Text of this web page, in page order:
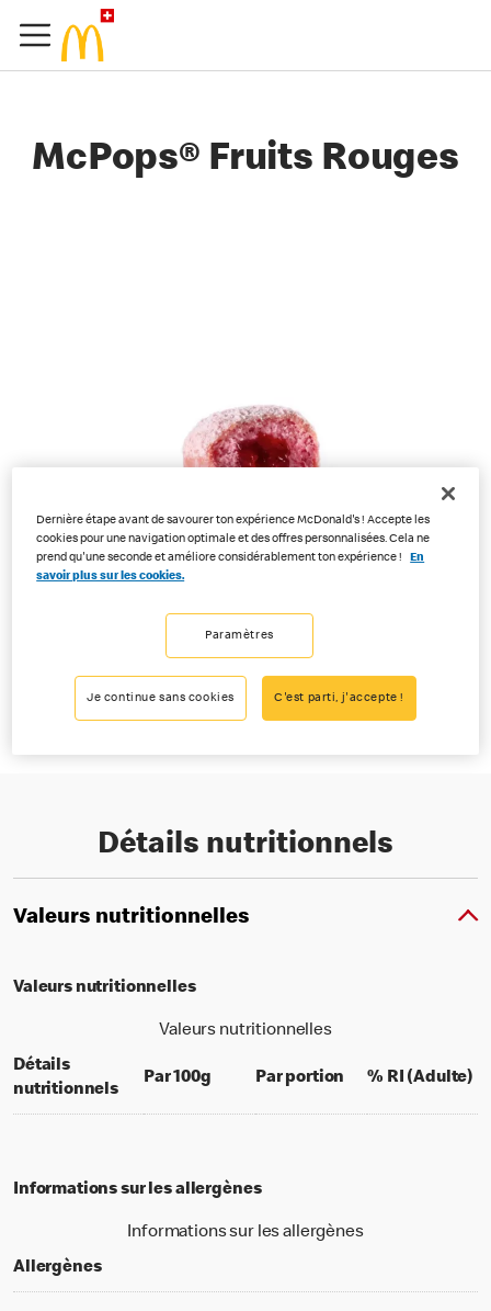
McPops® Fruits Rouges
fourrés à la confiture de fruits des bois. Également disponible par
trois ou en assortiment.
Disponible dans tous les restaurants McDonald’s® de Suisse.
Détails nutritionnels
Valeurs nutritionnelles
Valeurs nutritionnelles
Valeurs nutritionnelles
Détails
nutritionnels
Par 100gper 100 grams
Par portion per portion
% RI (Adulte)
Informations sur les allergènes
Informations sur les allergènes
Allergènes
Dernière étape avant de savourer ton expérience McDonald's ! Accepte les
cookies pour une navigation optimale et des offres personnalisées. Cela ne
prend qu'une seconde et améliore considérablement ton expérience !
En
savoir plus sur les cookies.
Paramètres
Je continue sans cookies C'est parti, j'accepte !